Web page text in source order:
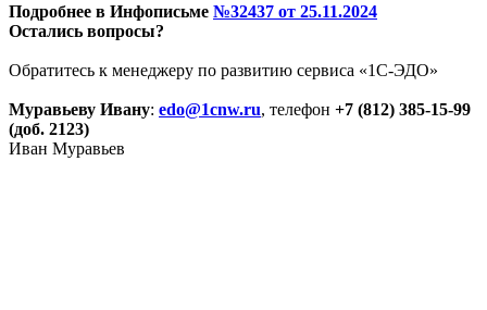
Подробнее в Инфописьме №32437 от 25.11.2024
Остались вопросы?
Обратитесь к менеджеру по развитию сервиса «1С-ЭДО»
Муравьеву Ивану: edo@1cnw.ru, телефон +7 (812) 385-15-99
(доб. 2123)
Иван Муравьев